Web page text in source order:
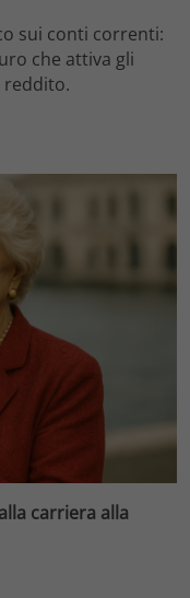
sui conti correnti:
che attiva gli
reddito.
carriera alla